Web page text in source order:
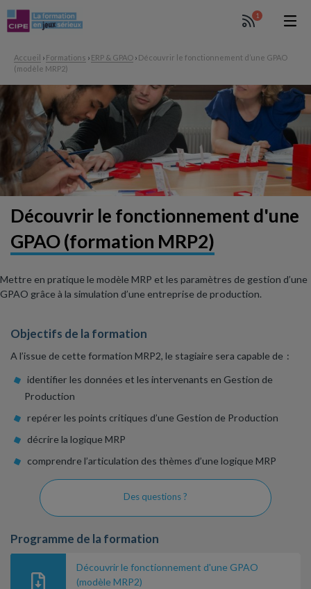
1
Accueil › Formations › ERP & GPAO › Découvrir le fonctionnement d’une GPAO
(modèle MRP2)
Découvrir le fonctionnement d'une
GPAO (formation MRP2)
Mettre en pratique le modèle MRP et les paramètres de gestion d’une
GPAO grâce à la simulation d’une entreprise de production.
Objectifs de la formation
A l’issue de cette formation MRP2, le stagiaire sera capable de :
identifier les données et les intervenants en Gestion de
Production
repérer les points critiques d’une Gestion de Production
décrire la logique MRP
comprendre l’articulation des thèmes d’une logique MRP
Des questions ?
Programme de la formation
Découvrir le fonctionnement d'une GPAO
(modèle MRP2)